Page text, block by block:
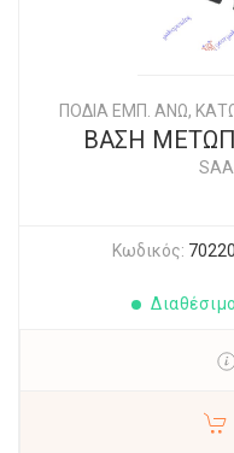
ΠΟΔΙΑ ΕΜΠ. ΑΝΩ,
ΒΑΣΗ
Κωδικός:
Διαθέσιμο